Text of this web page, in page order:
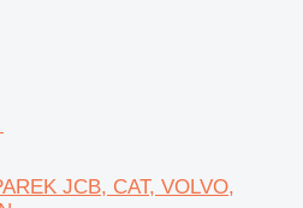
JCB, CAT, VOLVO,